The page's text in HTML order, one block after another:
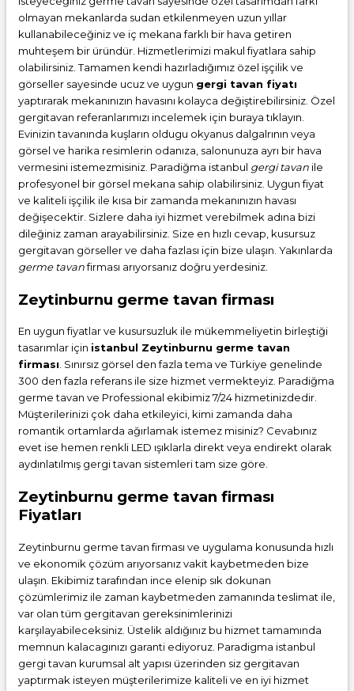
olmayan mekanlarda sudan etkilenmeyen uzun yıllar
kullanabileceğiniz ve iç mekana farklı bir hava getiren
muhteşem bir üründür. Hizmetlerimizi makul fiyatlara sahip
olabilirsiniz. Tamamen kendi hazırladığımız özel işçilik ve
görseller sayesinde ucuz ve uygun gergi tavan fiyatı
yaptırarak mekanınızın havasını kolayca değiştirebilirsiniz. Özel
gergitavan referanlarımızı incelemek için buraya tıklayın.
Evinizin tavanında kuşların oldugu okyanus dalgalrının veya
görsel ve harika resimlerin odanıza, salonunuza ayrı bir hava
vermesini istemezmisiniz. Paradiğma istanbul gergi tavan ile
profesyonel bir görsel mekana sahip olabilirsiniz. Uygun fiyat
ve kaliteli işçilik ile kısa bir zamanda mekanınızın havası
değişecektir. Sizlere daha iyi hizmet verebilmek adına bizi
dileğiniz zaman arayabilirsiniz. Size en hızlı cevap, kusursuz
gergitavan görseller ve daha fazlası için bize ulaşın. Yakınlarda
germe tavanfirması arıyorsanız doğru yerdesiniz.
Zeytinburnu germe tavan firması
En uygun fiyatlar ve kusursuzluk ile mükemmeliyetin birleştiği
tasarımlar için istanbul Zeytinburnu germe tavan
firması. Sınırsız görsel den fazla tema ve Türkiye genelinde
300 den fazla referans ile size hizmet vermekteyiz. Paradiğma
germe tavan ve Professional ekibimiz 7/24 hizmetinizdedir.
Müşterilerinizi çok daha etkileyici, kimi zamanda daha
romantik ortamlarda ağırlamak istemez misiniz? Cevabınız
evet ise hemen renkli LED ışıklarla direkt veya endirekt olarak
aydınlatılmış gergi tavan sistemleri tam size göre.
Zeytinburnu germe tavan firması
Fiyatları
Zeytinburnu germe tavan firması ve uygulama konusunda hızlı
ve ekonomik çözüm arıyorsanız vakit kaybetmeden bize
ulaşın. Ekibimiz tarafından ince elenip sık dokunan
çözümlerimiz ile zaman kaybetmeden zamanında teslimat ile,
var olan tüm gergitavan gereksinimlerinizi
karşılayabileceksiniz. Üstelik aldığınız bu hizmet tamamında
memnun kalacagınızı garanti ediyoruz. Paradigma istanbul
gergi tavan kurumsal alt yapısı üzerinden siz gergitavan
yaptırmak isteyen müşterilerimize kaliteli ve en iyi hizmet